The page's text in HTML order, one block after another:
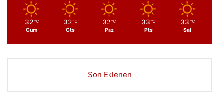
32 ℃
Cum
32 ℃
Cts
32 ℃
Paz
33 ℃
Pts
33 ℃
Sal
Son Eklenen